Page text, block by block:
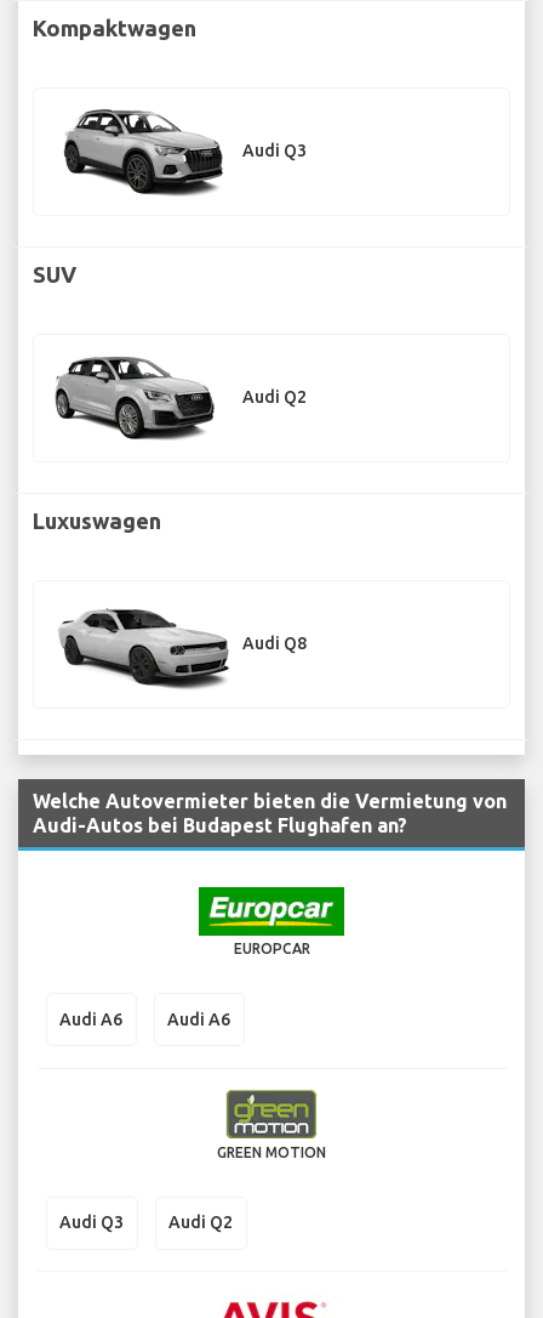
Kompaktwagen
Audi Q3
SUV
Audi Q2
Luxuswagen
Audi Q8
Welche Autovermieter bieten die Vermietung von
Audi-Autos bei Budapest Flughafen an?
EUROPCAR
Audi A6 Audi A6
GREEN MOTION
Audi Q3 Audi Q2